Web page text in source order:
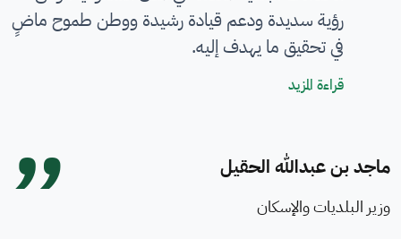
رؤية سديدة ودعم قيادة رشيدة ووطن طموح ماضٍ
في تحقيق ما يهدف إليه.
قراءة المزيدكلمة معالي الوزير
ماجد بن عبدالله الحقيل
وزير البلديات والإسكان